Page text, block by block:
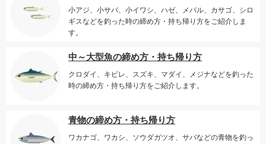
小アジ、小サバ、小イワシ、ハゼ、メバル、カサゴ、シロ
ギスなどを釣った時の締め方・持ち帰り方をご紹介しま
す。
中～大型魚の締め方・持ち帰り方
クロダイ、キビレ、スズキ、マダイ、メジナなどを釣った
時の締め方・持ち帰り方をご紹介します。
青物の締め方・持ち帰り方
ワカナゴ、ワカシ、ソウダガツオ、サバなどの青物を釣っ